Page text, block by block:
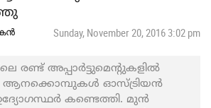
Sunday, November 20, 2016 3:02 pm
രണ്ട് അപ്പാർട്ടുമെന്റുകളിൽ
ആനക്കൊമ്പുകൾ ഓസ്ട്രിയൻ
കണ്ടെത്തി. മുൻ